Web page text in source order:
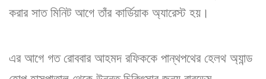
করার সাত মিনিট আগে তাঁর কার্ডিয়াক অ্যারেস্ট হয়।
এর আগে গত রোববার আহমদ রফিককে পান্থপথের হেলথ অ্যান্ড